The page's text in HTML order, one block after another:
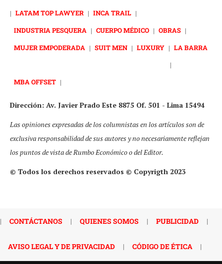
| LATAM TOP LAWYER | INCA TRAIL |
INDUSTRIA PESQUERA | CUERPO MÉDICO | OBRAS |
MUJER EMPODERADA | SUIT MEN | LUXURY | LA BARRA
|
MBA OFFSET |
Dirección: Av. Javier Prado Este 8875 Of. 501 - Lima 15494
Las opiniones expresadas de los columnistas en los artículos son de
exclusiva responsabilidad de sus autores y no necesariamente reflejan
los puntos de vista de Rumbo Económico o del Editor.
© Todos los derechos reservados © Copyrigth 2023
| CONTÁCTANOS | QUIENES SOMOS | PUBLICIDAD |
AVISO LEGAL Y DE PRIVACIDAD | CÓDIGO DE ÉTICA |